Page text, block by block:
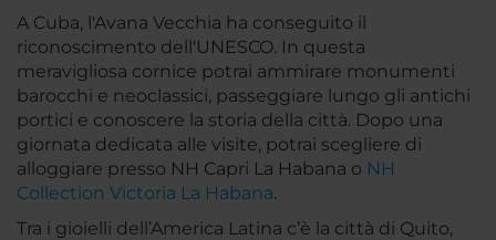
A Cuba, l'Avana Vecchia ha conseguito il
riconoscimento dell'UNESCO. In questa
meravigliosa cornice potrai ammirare monumenti
barocchi e neoclassici, passeggiare lungo gli antichi
portici e conoscere la storia della città. Dopo una
giornata dedicata alle visite, potrai scegliere di
alloggiare presso NH Capri La Habana o NH
Collection Victoria La Habana.
Tra i gioielli dell’America Latina c’è la città di Quito,